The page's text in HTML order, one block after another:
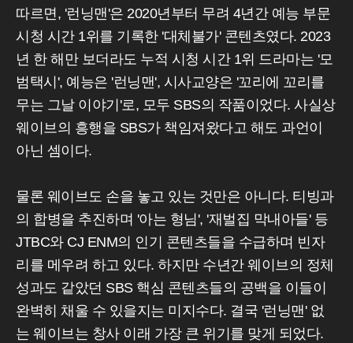
따르면, '런닝맨'은 2020년부터 무려 4년간 예능 부문
시청 시간 1위를 기록한 '대체불가' 콘텐츠였다. 2023
년 한 해만 보더라도 누적 시청 시간 1위 드라마는 '모
범택시', 예능은 '런닝맨', 시사교양은 '꼬리에 꼬리를
무는 그날 이야기'로, 모두 SBS의 작품이었다. 사실상
웨이브의 흥행을 SBS가 책임져왔다고 해도 과언이
아닌 셈이다.
물론 웨이브도 손을 놓고 있는 것만은 아니다. 티빙과
의 합병을 추진하며 '아는 형님', '재벌집 막내아들' 등
JTBC와 CJ ENM의 인기 콘텐츠들을 수급하며 빈자
리를 메우려 하고 있다. 하지만 수년간 웨이브의 정체
성과도 같았던 SBS 핵심 콘텐츠들의 공백을 이들이
완벽히 채울 수 있을지는 미지수다. 결국 '런닝맨' 없
는 웨이브는 창사 이래 가장 큰 위기를 맞게 되었다.